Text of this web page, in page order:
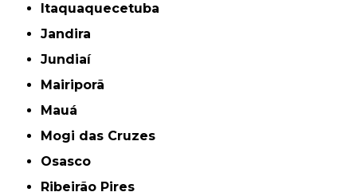
Itaquaquecetuba
Jandira
Jundiaí
Mairiporã
Mauá
Mogi das Cruzes
Osasco
Ribeirão Pires